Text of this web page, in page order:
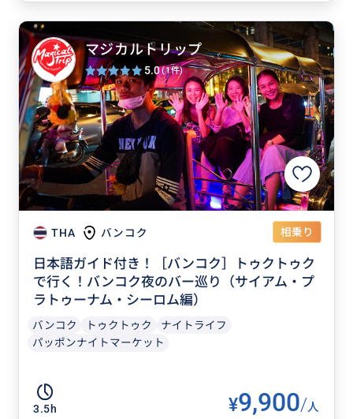
THA バンコク 相乗り
日本語ガイド付き！［バンコク］トゥクトゥク
で行く！バンコク夜のバー巡り（サイアム・プ
ラトゥーナム・シーロム編）
バンコク トゥクトゥク
ナイトライフ
パッポンナイトマーケット
3.5h ¥9,900/人
マジカルトリップ
5.0(1件)